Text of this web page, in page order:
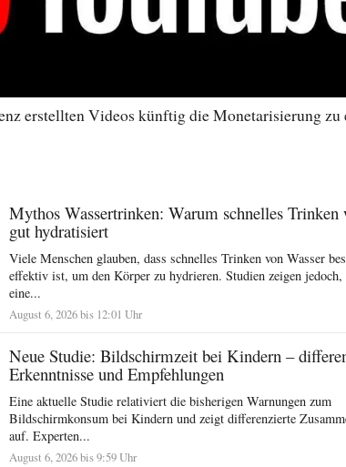
erstellten Videos künftig die Monetarisierung
Mythos Wassertrinken: Warum schnelles Trinken
gut hydratisiert
Viele Menschen glauben, dass schnelles Trinken von Wasser
effektiv ist, um den Körper zu hydrieren. Studien zeigen jedoch,
eine...
August 6, 2026 bis 12:01 Uhr
Neue Studie: Bildschirmzeit bei Kindern –
Erkenntnisse und Empfehlungen
Eine aktuelle Studie relativiert die bisherigen Warnungen zum
Bildschirmkonsum bei Kindern und zeigt differenzierte
auf. Experten...
August 6, 2026 bis 9:59 Uhr